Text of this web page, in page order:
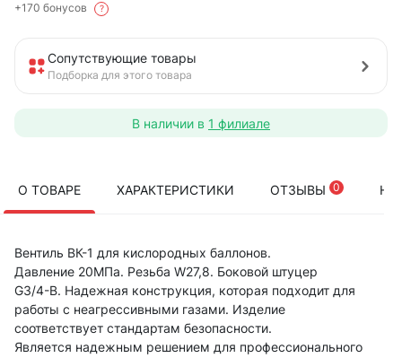
+170 бонусов
?
Сопутствующие товары
Подборка для этого товара
В наличии в 1 филиале
О ТОВАРЕ ХАРАКТЕРИСТИКИ ОТЗЫВЫ 0
Вентиль ВК-1 для кислородных баллонов.
Давление 20МПа. Резьба W27,8. Боковой штуцер
G3/4-В. Надежная конструкция, которая подходит для
работы с неагрессивными газами. Изделие
соответствует стандартам безопасности.
Является надежным решением для профессионального